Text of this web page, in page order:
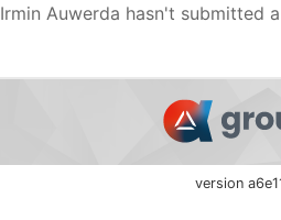
Irmin Auwerda hasn't submitted
version